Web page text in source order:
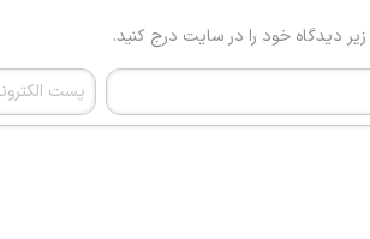
زیر دیدگاه خود را در سایت درج کنید.